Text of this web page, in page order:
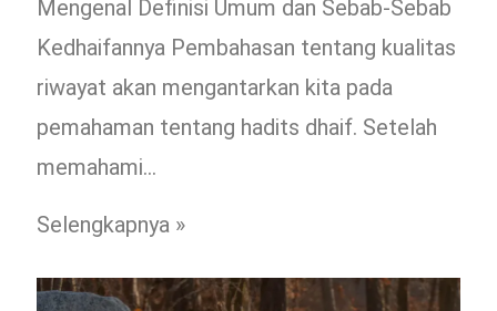
Mengenal Definisi Umum dan Sebab-Sebab
Kedhaifannya Pembahasan tentang kualitas
riwayat akan mengantarkan kita pada
pemahaman tentang hadits dhaif. Setelah
memahami…
Selengkapnya »